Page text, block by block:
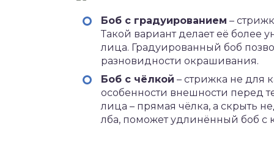
Боб с градуированием –
Такой вариант делает её
лица. Градуированный боб
разновидности окрашивания.
Боб с чёлкой – стрижка не для
особенности внешности перед
лица – прямая чёлка, а скрыть
лба, поможет удлинённый боб с